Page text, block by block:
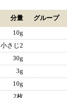
分量 グループ
10g
小さじ2
30g
3g
10g
2枚